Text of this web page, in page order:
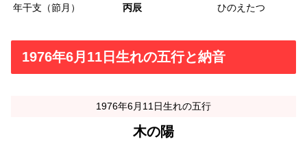
年干支（節月）
丙辰 ひのえたつ
1976年6月11日生れの五行と納音
1976年6月11日生れの五行
木の陽